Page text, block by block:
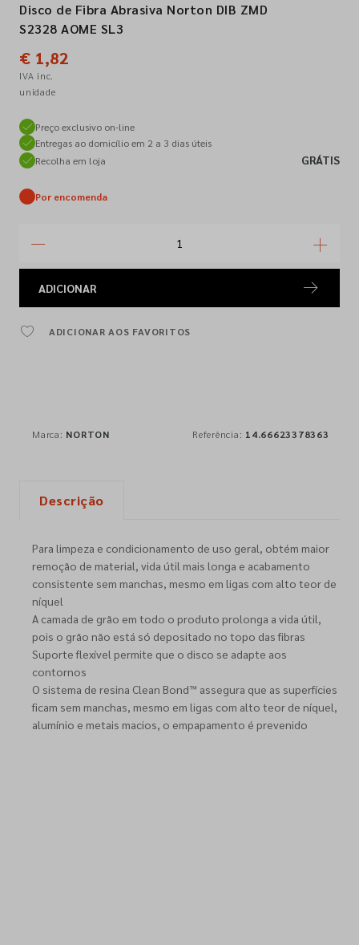
Siga-nos nas redes sociais
Disco de Fibra Abrasiva Norton DIB ZMD
S2328 AOME SL3
€ 1,82
IVA inc.
unidade
Preço exclusivo on-line
Entregas ao domicílio em 2 a 3 dias úteis
Recolha em loja
GRÁTIS
Por encomenda
ADICIONAR
ADICIONAR AOS FAVORITOS
Marca: NORTON Referência: 14.66623378363
Descrição
Para limpeza e condicionamento de uso geral, obtém maior
remoção de material, vida útil mais longa e acabamento
consistente sem manchas, mesmo em ligas com alto teor de
níquel
A camada de grão em todo o produto prolonga a vida útil,
pois o grão não está só depositado no topo das fibras
Suporte flexível permite que o disco se adapte aos
contornos
O sistema de resina Clean Bond™ assegura que as superfícies
ficam sem manchas, mesmo em ligas com alto teor de níquel,
alumínio e metais macios, o empapamento é prevenido